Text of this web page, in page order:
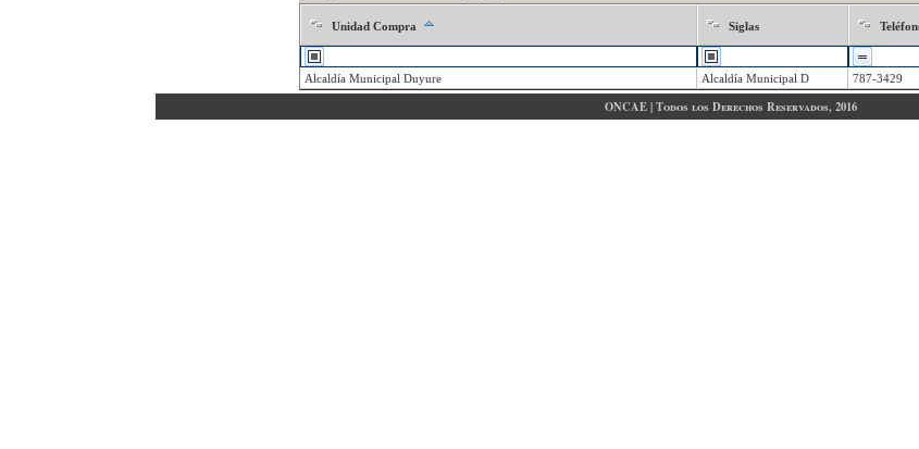
Unidad Compra Siglas
Alcaldía Municipal Duyure Alcaldía Municipal D 787-3429
ONCAE | Todos los Derechos Reservados, 2016